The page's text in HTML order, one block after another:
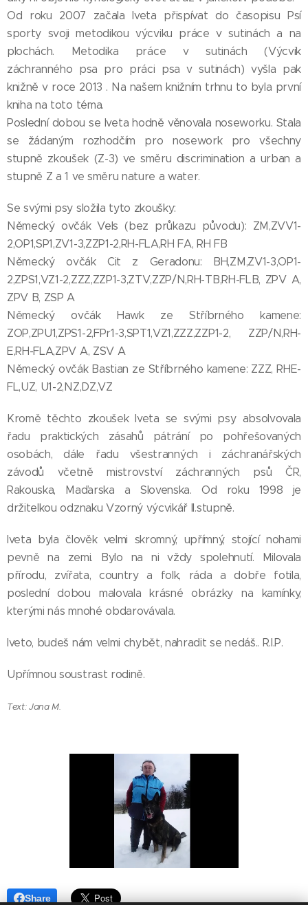
Od roku 2007 začala Iveta přispívat do časopisu Psí
sporty svoji metodikou výcviku práce v sutinách a na
plochách. Metodika práce v sutinách (Výcvik
záchranného psa pro práci psa v sutinách) vyšla pak
knižně v roce 2013 . Na našem knižním trhnu to byla první
kniha na toto téma.
Poslední dobou se Iveta hodně věnovala noseworku. Stala
se žádaným rozhodčím pro nosework pro všechny
stupně zkoušek (Z-3) ve směru discrimination a urban a
stupně Z a 1 ve směru nature a water.
Se svými psy složila tyto zkoušky:
Německý ovčák Vels (bez průkazu původu): ZM,ZVV1-
2,OP1,SP1,ZV1-3,ZZP1-2,RH-FLA,RH FA, RH FB
Německý ovčák Cit z Geradonu: BH,ZM,ZV1-3,OP1-
2,ZPS1,VZ1-2,ZZZ,ZZP1-3,ZTV,ZZP/N,RH-TB,RH-FLB, ZPV A,
ZPV B, ZSP A
Německý ovčák Hawk ze Stříbrného kamene:
ZOP,ZPU1,ZPS1-2,FPr1-3,SPT1,VZ1,ZZZ,ZZP1-2, ZZP/N,RH-
E,RH-FLA,ZPV A, ZSV A
Německý ovčák Bastian ze Stříbrného kamene: ZZZ, RHE-
FL,UZ, U1-2,NZ,DZ,VZ
Kromě těchto zkoušek Iveta se svými psy absolvovala
řadu praktických zásahů pátrání po pohřešovaných
osobách, dále řadu všestranných i záchranářských
závodů včetně mistrovství záchranných psů ČR,
Rakouska, Maďarska a Slovenska. Od roku 1998 je
držitelkou odznaku Vzorný výcvikář II.stupně.
Iveta byla člověk velmi skromný, upřímný, stojící nohami
pevně na zemi. Bylo na ni vždy spolehnutí. Milovala
přírodu, zvířata, country a folk, ráda a dobře fotila,
poslední dobou malovala krásné obrázky na kamínky,
kterými nás mnohé obdarovávala.
Iveto, budeš nám velmi chybět, nahradit se nedáš.. R.I.P.
Upřímnou soustrast rodině.
Text: Jana M.
Share